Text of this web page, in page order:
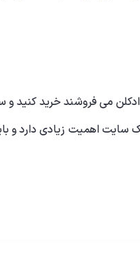
می فروشند خرید کنید
اهمیت زیادی دارد و